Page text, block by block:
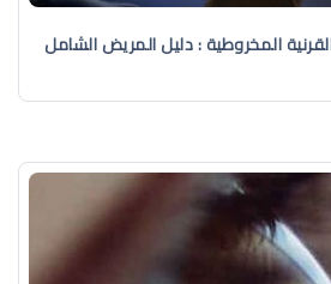
المخروطية : دليل المريض الشامل